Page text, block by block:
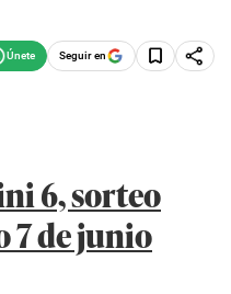
Seguir en
6, sorteo
7 de junio